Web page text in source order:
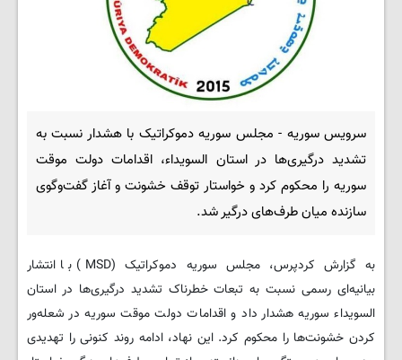
سرویس سوریه - مجلس سوریه دموکراتیک با هشدار نسبت به
تشدید درگیری‌ها در استان السویداء، اقدامات دولت موقت
سوریه را محکوم کرد و خواستار توقف خشونت و آغاز گفت‌وگوی
سازنده میان طرف‌های درگیر شد.
به گزارش کردپرس، مجلس سوریه دموکراتیک (MSD) با انتشار
بیانیه‌ای رسمی نسبت به تبعات خطرناک تشدید درگیری‌ها در استان
السویداء سوریه هشدار داد و اقدامات دولت موقت سوریه در شعله‌ور
کردن خشونت‌ها را محکوم کرد. این نهاد، ادامه روند کنونی را تهدیدی